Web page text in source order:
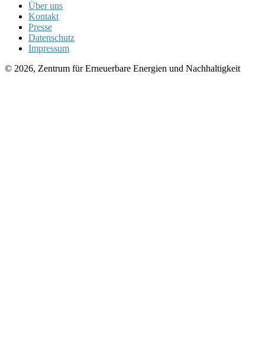
Über uns
Kontakt
Presse
Datenschutz
Impressum
© 2026, Zentrum für Erneuerbare Energien und Nachhaltigkeit